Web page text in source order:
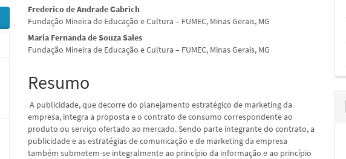
Conteúdo
do
artigo
principal
Frederico de Andrade Gabrich
Fundação Mineira de Educação e Cultura – FUMEC, Minas Gerais, MG
Maria Fernanda de Souza Sales
Fundação Mineira de Educação e Cultura – FUMEC, Minas Gerais, MG
Resumo
A publicidade, que decorre do planejamento estratégico de marketing da
empresa, integra a proposta e o contrato de consumo correspondente ao
produto ou serviço ofertado ao mercado. Sendo parte integrante do contrato, a
publicidade e as estratégias de comunicação e de marketing da empresa
também submetem-se integralmente ao princípio da informação e ao princípio